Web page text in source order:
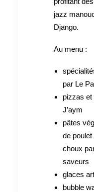
jazz
Django.
Au menu :
par Le
pizzas et
J’aym
pâtes
de
choux
saveurs
glaces
bubble